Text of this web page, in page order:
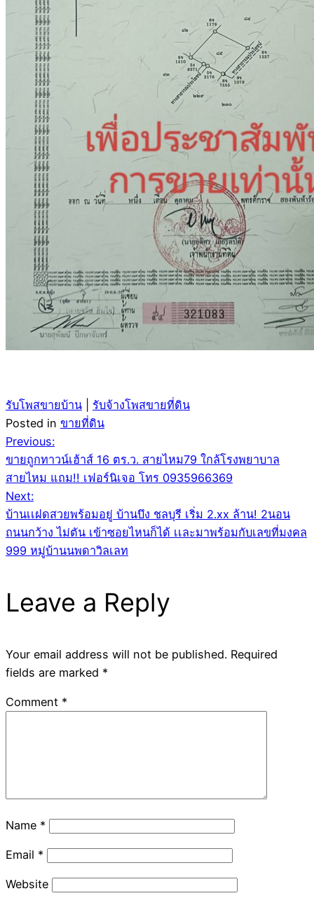
รับโพสขายบ้าน
รับจ้างโพสขายที่ดิน
Posted in ขายที่ดิน
Post
navigation
Previous:
ขายถูกทาวน์เฮ้าส์ 16 ตร.ว. สายไหม79 ใกล้โรงพยาบาล
สายไหม แถม!! เฟอร์นิเจอ โทร 0935966369
Next:
บ้านเเฝดสวยพร้อมอยู่ บ้านบึง ชลบุรี เริ่ม 2.xx ล้าน! 2นอน
ถนนกว้าง ไม่ตัน เข้าซอยไหนก็ได้ เเละมาพร้อมกับเลขที่มงคล
999 หมู่บ้านนพดาวิลเลท
Leave a Reply
Your email address will not be published. Required
fields are marked *
Comment *
Name *
Email *
Website